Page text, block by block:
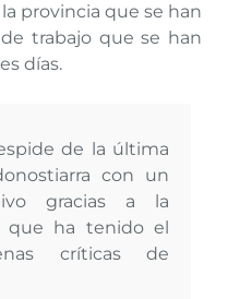
provincia que se han
trabajo que se han
días.
de la última
con un
gracias a la
que ha tenido el
críticas de